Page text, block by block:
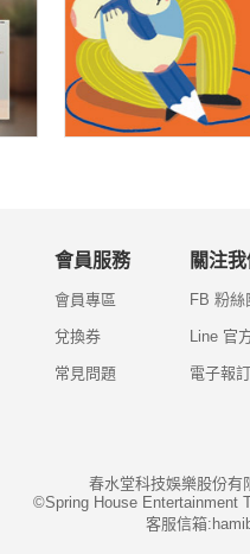
會員服務
會員專區
兌換券
常見問題
關注我
FB 粉絲
Line 官
電子報
春水堂科技娛樂股份有
©Spring House Entertainment
客服信箱